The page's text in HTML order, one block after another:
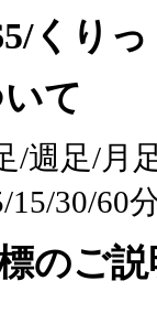
くり
て
/週足/月
15/30/60
のご説